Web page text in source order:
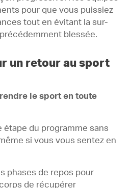
pour que vous puissiez
tout en évitant la sur-
blessée.
un retour au sport
le sport en toute
étape du programme sans
si vous vous sentez en
phases de repos pour
de récupérer